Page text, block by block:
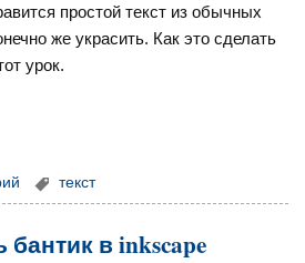
простой текст из обычных
же украсить. Как это сделать
урок.
текст
в inkscape